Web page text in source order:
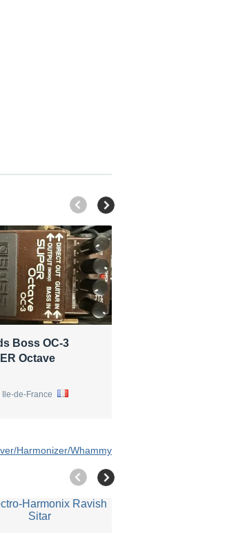
Boss OC-3
Octave
Ile-de-France
Harmonizer/Whammy